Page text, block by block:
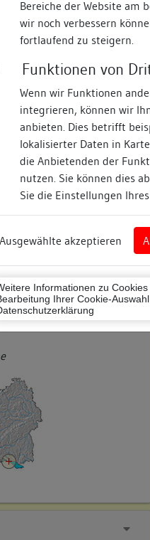
Bereiche der Website am
wir noch verbessern
fortlaufend zu steigern.
Funktionen von
Wenn wir Funktionen
integrieren, können wir
anbieten. Dies betrifft
lokalisierter Daten in
die Anbietenden der
nutzen. Sie können dies
Sie die Einstellungen
Ausgewählte akzeptieren
Informationen zu
Ihrer Cookie-
(Landkreis)